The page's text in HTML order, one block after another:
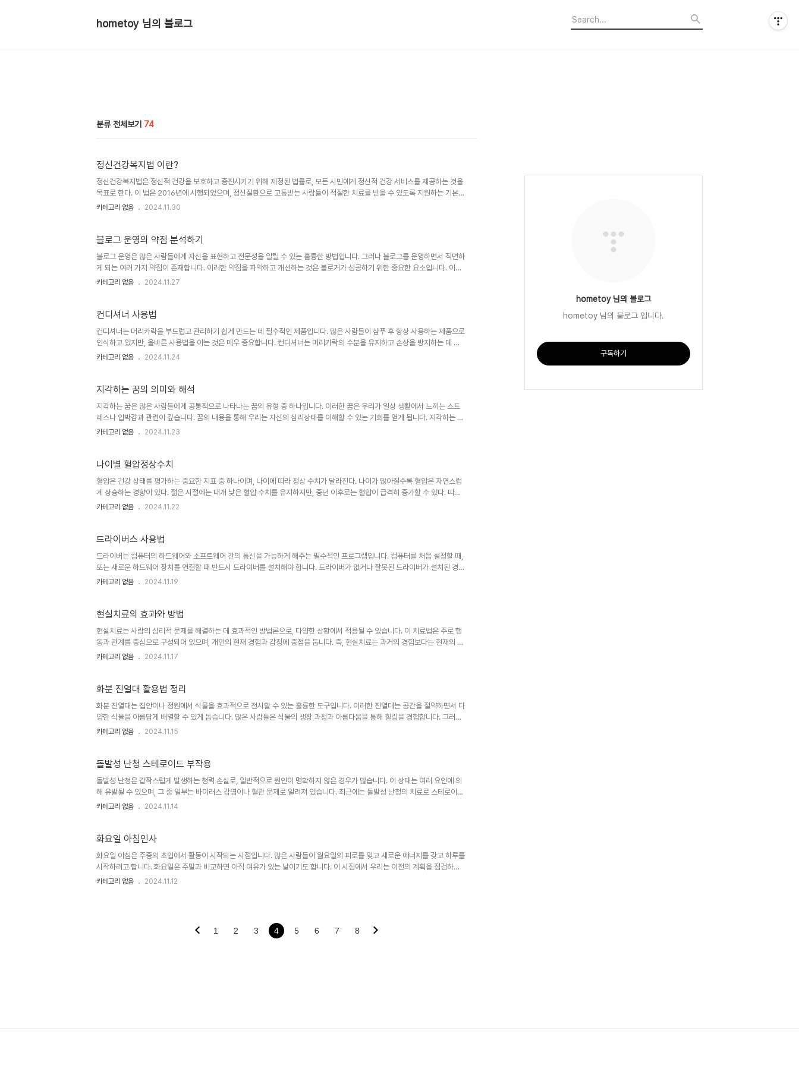
hometoy 님의 블로그
분류 전체보기 74
정신건강복지법 이란?
정신건강복지법은 정신적 건강을 보호하고 증진시키기 위해 제정된 법률로, 모든 시민에게 정신적 건강 서비스를 제공하는 것을
목표로 한다. 이 법은 2016년에 시행되었으며, 정신질환으로 고통받는 사람들이 적절한 치료를 받을 수 있도록 지원하는 기본적
인 틀을 마련하고 있다. 정신건강에 대한 사회적 인식을 개선하고, 정신질환에 대한 차별과 편견을 줄이는 데 기여하는 중요한 법
있어, 사회적 안전망을 강화하는 데 중요한 역할을 하고 있다. 법의 목적정신건강복지법의 주..
카테고리 없음 2024.11.30
블로그 운영의 약점 분석하기
블로그 운영은 많은 사람들에게 자신을 표현하고 전문성을 알릴 수 있는 훌륭한 방법입니다. 그러나 블로그를 운영하면서 직면하
게 되는 여러 가지 약점이 존재합니다. 이러한 약점을 파악하고 개선하는 것은 블로거가 성공하기 위한 중요한 요소입니다. 이번
글에서는 블로그 운영의 주요 약점들을 분석하고, 이를 극복하는 방법에 대해 논의해 보겠습니다. 블로그의 약점을 분석함으로써
복하는 경향이 있습니다. 이런 방식은 결국 독자들에게 신선함이 결여된 콘텐츠를 제공하게 ..
카테고리 없음 2024.11.27
컨디셔너 사용법
컨디셔너는 머리카락을 부드럽고 관리하기 쉽게 만드는 데 필수적인 제품입니다. 많은 사람들이 샴푸 후 항상 사용하는 제품으로
인식하고 있지만, 올바른 사용법을 아는 것은 매우 중요합니다. 컨디셔너는 머리카락의 수분을 유지하고 손상을 방지하는 데 도
움을 줍니다. 또한, 머리카락의 엉킴을 방지하고 윤기 있는 외관을 제공합니다. 이번 글에서는 컨디셔너의 올바른 사용법과 그 효
딥 컨디셔너는 더욱 집중된 영양을 공급하여 손상된 머리카락을 복구하는 데 도움을 줍니다. 이러..
카테고리 없음 2024.11.24
지각하는 꿈의 의미와 해석
지각하는 꿈은 많은 사람들에게 공통적으로 나타나는 꿈의 유형 중 하나입니다. 이러한 꿈은 우리가 일상 생활에서 느끼는 스트
레스나 압박감과 관련이 깊습니다. 꿈의 내용을 통해 우리는 자신의 심리상태를 이해할 수 있는 기회를 얻게 됩니다. 지각하는 꿈
은 주로 시험에 늦거나 중요한 약속에 지각하는 상황으로 나타나며, 이는 불안과 두려움을 반영합니다. 이 글에서는 지각하는 꿈
서의 불안감을 반영할 수 있습니다. 예를 들어, 중요한 시험이나 취업 면접과 관련된 스트레스..
카테고리 없음 2024.11.23
나이별 혈압정상수치
혈압은 건강 상태를 평가하는 중요한 지표 중 하나이며, 나이에 따라 정상 수치가 달라진다. 나이가 많아질수록 혈압은 자연스럽
게 상승하는 경향이 있다. 젊은 시절에는 대개 낮은 혈압 수치를 유지하지만, 중년 이후로는 혈압이 급격히 증가할 수 있다. 따라
서 나이별로 혈압 정상 수치를 이해하는 것은 건강 관리를 위한 기본적인 첫걸음이 된다. 이 기사에서는 각 나이에 따른 혈압의
경우 정상 혈압은 대략 70/45 mmHg에서 90/60 mmHg 사이로 나타납..
카테고리 없음 2024.11.22
드라이버스 사용법
드라이버는 컴퓨터의 하드웨어와 소프트웨어 간의 통신을 가능하게 해주는 필수적인 프로그램입니다. 컴퓨터를 처음 설정할 때,
또는 새로운 하드웨어 장치를 연결할 때 반드시 드라이버를 설치해야 합니다. 드라이버가 없거나 잘못된 드라이버가 설치된 경
우, 장치가 정상적으로 작동하지 않을 수 있습니다. 이 글에서는 드라이버의 사용법과 설치 방법에 대해 상세히 설명하겠습니다.
없기 때문에 드라이버의 도움을 필요로 합니다. 예를 들어, 프린터를 설치할 때 해당 프린터와 호환되는 드라이..
카테고리 없음 2024.11.19
현실치료의 효과와 방법
현실치료는 사람의 심리적 문제를 해결하는 데 효과적인 방법론으로, 다양한 상황에서 적용될 수 있습니다. 이 치료법은 주로 행
동과 관계를 중심으로 구성되어 있으며, 개인의 현재 경험과 감정에 중점을 둡니다. 즉, 현실치료는 과거의 경험보다는 현재의 행
동과 선택에 집중하여 문제를 해결하려고 합니다. 이는 개인이 자신의 행동을 이해하고 그것이 현재의 삶에 미치는 영향을 인식
양한 심리적 문제, 예를 들어 우울증, 불안장애, 그리고 대인관계 문제에 효과적이라는 결과가 나..
카테고리 없음 2024.11.17
화분 진열대 활용법 정리
화분 진열대는 집안이나 정원에서 식물을 효과적으로 전시할 수 있는 훌륭한 도구입니다. 이러한 진열대는 공간을 절약하면서 다
양한 식물을 아름답게 배열할 수 있게 돕습니다. 많은 사람들은 식물의 생장 과정과 아름다움을 통해 힐링을 경험합니다. 그러나
식물을 적절히 관리하고 전시하는 방법을 아는 것이 중요합니다. 본 글에서는 화분 진열대의 활용법에 대해 자세히 알아보도록
그러나 일부 식물은 직접적인 햇빛을 피해야 하므로 그에 맞는 위치 선정이 필요합니다. 또..
카테고리 없음 2024.11.15
돌발성 난청 스테로이드 부작용
돌발성 난청은 갑작스럽게 발생하는 청력 손실로, 일반적으로 원인이 명확하지 않은 경우가 많습니다. 이 상태는 여러 요인에 의
해 유발될 수 있으며, 그 중 일부는 바이러스 감염이나 혈관 문제로 알려져 있습니다. 최근에는 돌발성 난청의 치료로 스테로이드
가 많이 사용되고 있습니다. 스테로이드는 염증을 줄이고 면역 반응을 조절하는 데 도움을 주므로, 많은 의료 전문가가 이를 권장
는 인체에 자연적으로 존재하는 호르몬의 한 종류로, 여러 생리적인 기능을 조절합니다. 스테로이..
카테고리 없음 2024.11.14
화요일 아침인사
화요일 아침은 주중의 초입에서 활동이 시작되는 시점입니다. 많은 사람들이 월요일의 피로를 잊고 새로운 에너지를 갖고 하루를
시작하려고 합니다. 화요일은 주말과 비교하면 아직 여유가 있는 날이기도 합니다. 이 시점에서 우리는 이전의 계획을 점검하고
수정할 수 있는 기회가 됩니다. 아침 인사는 이러한 긍정적인 에너지를 주변과 나누는 좋은 방법입니다. 화요일 아침의 중요성화
카테고리 없음 2024.11.12
1 2 3 4 5 6 7 8
hometoy 님의 블로그
hometoy 님의 블로그 입니다.
구독하기